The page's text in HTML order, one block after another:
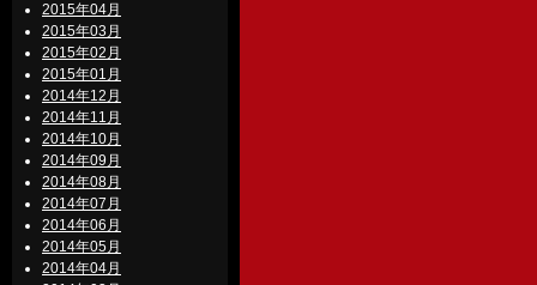
2015年04月
2015年03月
2015年02月
2015年01月
2014年12月
2014年11月
2014年10月
2014年09月
2014年08月
2014年07月
2014年06月
2014年05月
2014年04月